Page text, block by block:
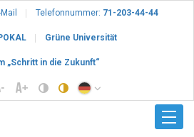
Mail Telefonnummer: 71-203-44-44
Grüne Universität
„Schritt in die Zukunft“